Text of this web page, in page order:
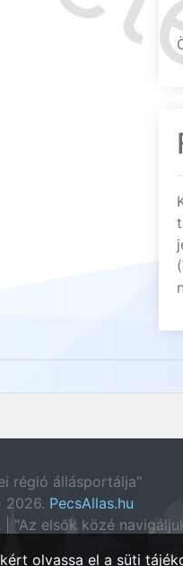
régió állásportálja"
2026. PecsAllas.hu
"Az elsők közé
olvassa el a süti